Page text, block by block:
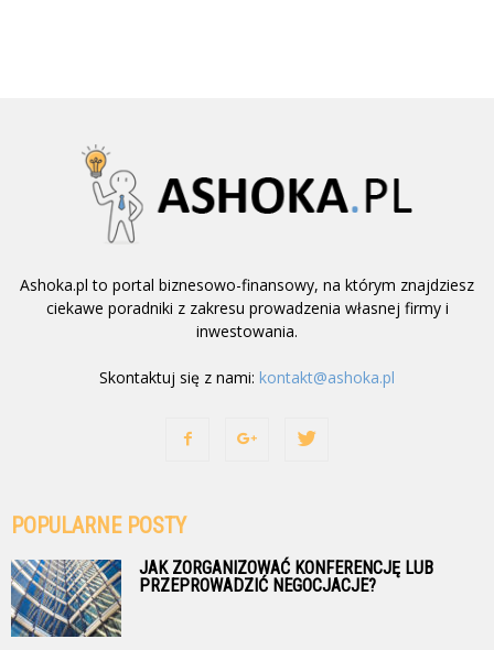
Ashoka.pl to portal biznesowo-finansowy, na którym znajdziesz
ciekawe poradniki z zakresu prowadzenia własnej firmy i
inwestowania.
Skontaktuj się z nami: kontakt@ashoka.pl
POPULARNE POSTY
JAK ZORGANIZOWAĆ KONFERENCJĘ LUB
PRZEPROWADZIĆ NEGOCJACJE?